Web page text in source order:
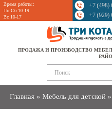
Время работы:
Пн-Сб 10-19
Вс 10-17
+7 (498)
+7 (929)
ПРОДАЖА И ПРОИЗВОДСТВО
Главная » Мебель для детской »
Sale